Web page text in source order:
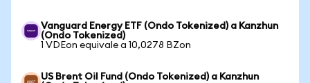
Vanguard Energy ETF (Ondo Tokenized) a Kanzhun
(Ondo Tokenized)
1 VDEon equivale a 10,0278 BZon
US Brent Oil Fund (Ondo Tokenized) a Kanzhun